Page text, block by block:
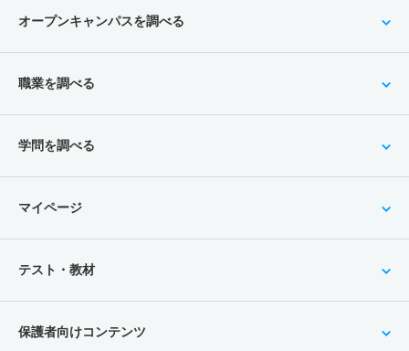
オープンキャンパスを調べる
職業を調べる
学問を調べる
マイページ
テスト・教材
保護者向けコンテンツ